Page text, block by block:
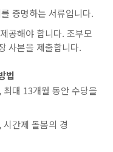
증명하는 서류입니다.
공해야 합니다. 조부모
사본을 제출합니다.
법
대 13개월 동안 수당을
간제 돌봄의 경